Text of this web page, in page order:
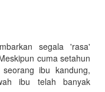
segala 'rasa'
cuma setahun
ibu kandung,
ibu telah banyak